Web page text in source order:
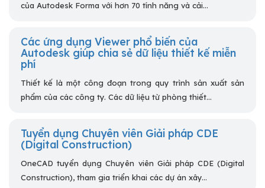
của Autodesk Forma với hơn 70 tính năng và cải...
Các ứng dụng Viewer phổ biến của
Autodesk giúp chia sẻ dữ liệu thiết kế miễn
phí
Thiết kế là một công đoạn trong quy trình sản xuất sản
phẩm của các công ty. Các dữ liệu từ phòng thiết...
Tuyển dụng Chuyên viên Giải pháp CDE
(Digital Construction)
OneCAD tuyển dụng Chuyên viên Giải pháp CDE (Digital
Construction), tham gia triển khai các dự án xây...